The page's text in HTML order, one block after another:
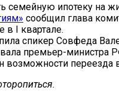
семейную ипотеку на
сообщил глава
в I квартале.
спикер Совфеда
премьер-
возможности переезда